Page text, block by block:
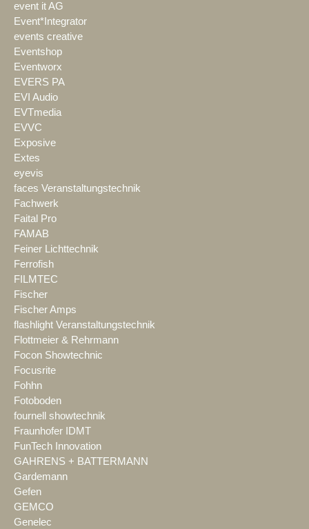
event it AG
Event*Integrator
events creative
Eventshop
Eventworx
EVERS PA
EVI Audio
EVTmedia
EVVC
Exposive
Extes
eyevis
faces Veranstaltungstechnik
Fachwerk
Faital Pro
FAMAB
Feiner Lichttechnik
Ferrofish
FILMTEC
Fischer
Fischer Amps
flashlight Veranstaltungstechnik
Flottmeier & Rehrmann
Focon Showtechnic
Focusrite
Fohhn
Fotoboden
fournell showtechnik
Fraunhofer IDMT
FunTech Innovation
GAHRENS + BATTERMANN
Gardemann
Gefen
GEMCO
Genelec